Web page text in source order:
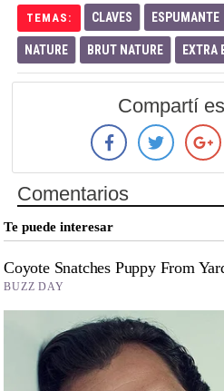
TEMAS: CLAVES ESPUMANTE
NATURE BRUT NATURE EXTRA
Compartí
Comentarios